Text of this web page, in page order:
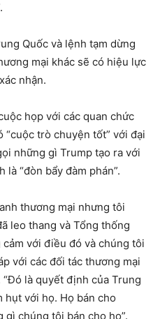
Quốc và lệnh tạm dừng
mại khác sẽ có hiệu lực
nhận.
họp với các quan chức
“cuộc trò chuyện tốt” với đại
những gì Trump tạo ra với
là “đòn bẩy đàm phán”.
thương mại nhưng tôi
leo thang và Tổng thống
với điều đó và chúng tôi
với các đối tác thương mại
là quyết định của Trung
hụt với họ. Họ bán cho
chúng tôi bán cho họ”.